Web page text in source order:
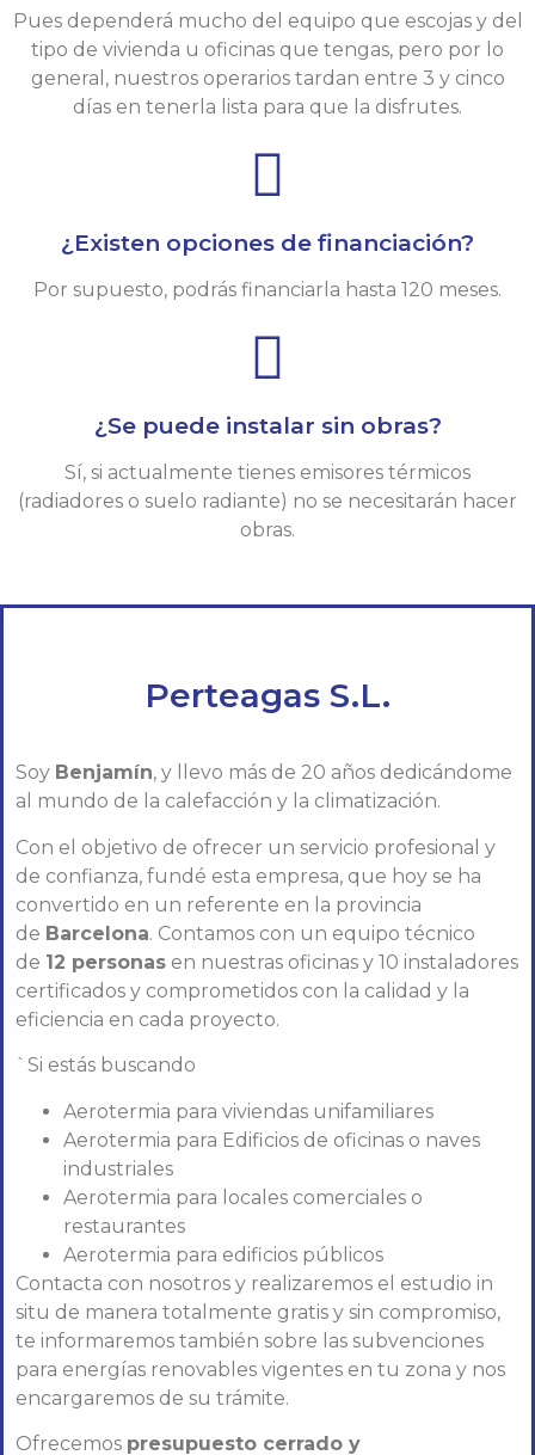
Pues dependerá mucho del equipo que escojas y del
tipo de vivienda u oficinas que tengas, pero por lo
general, nuestros operarios tardan entre 3 y cinco
días en tenerla lista para que la disfrutes.
¿Existen opciones de financiación?
Por supuesto, podrás financiarla hasta 120 meses.
¿Se puede instalar sin obras?
Sí, si actualmente tienes emisores térmicos
(radiadores o suelo radiante) no se necesitarán hacer
obras.
Perteagas S.L.
Soy Benjamín, y llevo más de 20 años dedicándome
al mundo de la calefacción y la climatización.
Con el objetivo de ofrecer un servicio profesional y
de confianza, fundé esta empresa, que hoy se ha
convertido en un referente en la provincia
de Barcelona. Contamos con un equipo técnico
de 12 personas en nuestras oficinas y 10 instaladores
certificados y comprometidos con la calidad y la
eficiencia en cada proyecto.
`Si estás buscando
Aerotermia para viviendas unifamiliares
Aerotermia para Edificios de oficinas o naves
industriales
Aerotermia para locales comerciales o
restaurantes
Aerotermia para edificios públicos
Contacta con nosotros y realizaremos el estudio in
situ de manera totalmente gratis y sin compromiso,
te informaremos también sobre las subvenciones
para energías renovables vigentes en tu zona y nos
encargaremos de su trámite.
Ofrecemos presupuesto cerrado y